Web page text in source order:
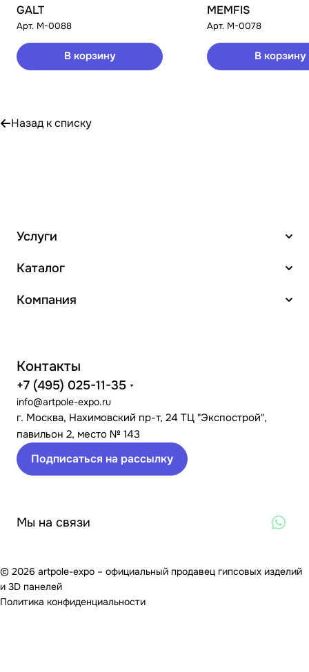
GALT
Арт. M-0088
В корзину
MEMFIS
Арт. M-0078
В корзину
Назад к списку
Услуги
Каталог
Компания
Контакты
+7 (495) 025-11-35
info@artpole-expo.ru
г. Москва, Нахимовский пр-т, 24 ТЦ "Экспострой",
павильон 2, место № 143
Подписаться на рассылку
Мы на связи
© 2026 artpole-expo – официальный продавец гипсовых изделий
и 3D панелей
Политика конфиденциальности